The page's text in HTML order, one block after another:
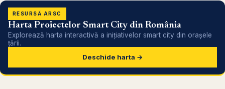
RESURSĂ ARSC
Harta Proiectelor Smart City din România
Explorează harta interactivă a inițiativelor smart city din orașele
țării.
Deschide harta →